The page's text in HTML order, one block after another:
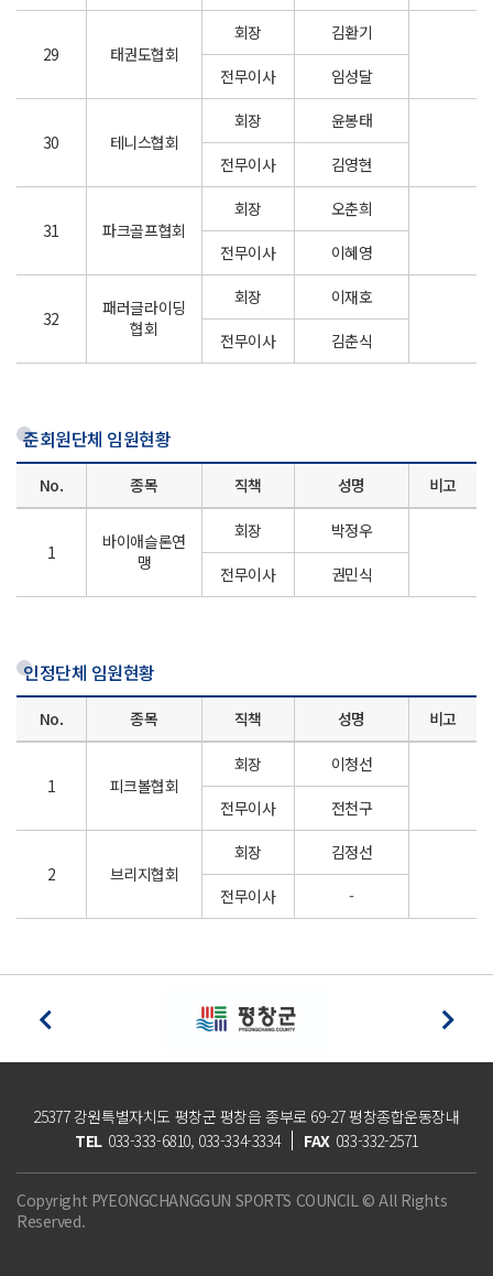
29 태권도협회
회장
김환기
전무이사
임성달
30 테니스협회
회장
윤봉태
전무이사
김영현
31 파크골프협회
회장
오춘희
전무이사
이혜영
32
패러글라이딩
협회
회장
이재호
전무이사
김춘식
준회원단체 임원현황
No. 종목 직책 성명 비고
1
바이애슬론연
맹
회장
박정우
전무이사
권민식
인정단체 임원현황
No. 종목 직책 성명 비고
1 피크볼협회
회장
이청선
전무이사
전천구
2 브리지협회
회장
김정선
전무이사
-
25377 강원특별자치도 평창군 평창읍 종부로 69-27 평창종합운동장내
TEL 033-333-6810, 033-334-3334 FAX 033-332-2571
Copyright PYEONGCHANGGUN SPORTS COUNCIL © All Rights
Reserved.